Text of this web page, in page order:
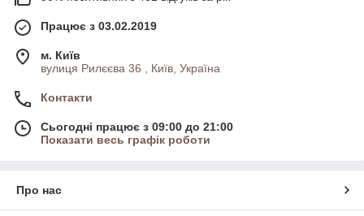
Працює з 03.02.2019
м. Київ
вулиця Рилєєва 36 , Київ, Україна
Контакти
Сьогодні працює з 09:00 до 21:00
Показати весь графік роботи
Про нас